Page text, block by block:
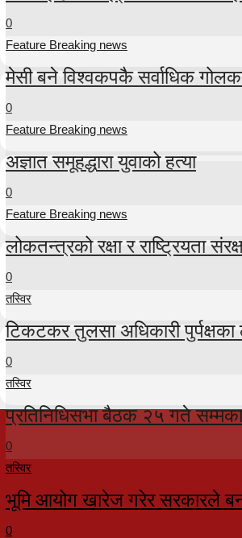
0
Feature Breaking news
मेसी बने विश्वकपकै सर्वाधिक
0
Feature Breaking news
अज्ञात समूहद्धारा युवाको हत्या
0
Feature Breaking news
लोकतन्त्रको रक्षा र राष्ट्रियता
0
तस्विर
टिकटकर तुलसा अधिकारी पुर्पक्षका
0
तस्विर
प्रतिनिधिसभा बैठक २५ गते
0
तस्विर
भूमि आयोग खारेज गरेर सरकारले
0